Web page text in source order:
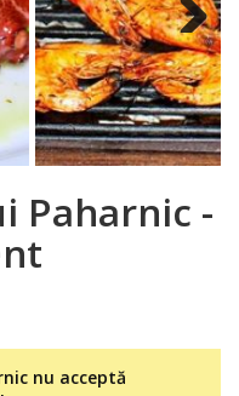
Next
Paharnic -
nu acceptă